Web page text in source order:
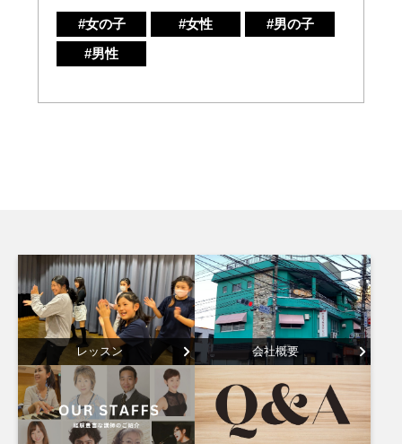
#女の子 #女性
#男の子
#男性
レッスン 会社概要